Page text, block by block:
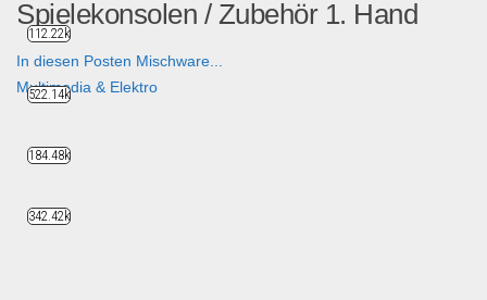
Spielekonsolen / Zubehör 1. Hand
In diesen Posten Mischware...
Multimedia & Elektro
112.22k
522.14k
184.48k
342.42k